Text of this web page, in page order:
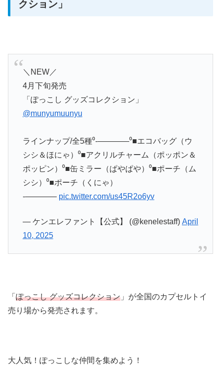
クション」
＼NEW／
4月下旬発売
「ぽっこし グッズコレクション」
@munyumuunyu
ラインナップ/全5種⁰-————⁰■エコバッグ（ウ
シシ＆ほにゃ）⁰■アクリルチャーム（ポッポン＆
ポッピン）⁰■缶ミラー（ぱやぱや）⁰■ポーチ（ム
シシ）⁰■ポーチ（くにゃ）
-———— pic.twitter.com/us45R2o6yv
— ケンエレファント【公式】 (@kenelestaff) April
10, 2025
「 ぽっこし グッズコレクション 」が全国のカプセルトイ
売り場から発売されます。
大人気！ぽっこしな仲間を集めよう！